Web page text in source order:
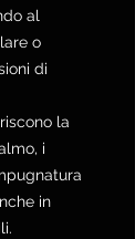
al
o
di
la
i
in